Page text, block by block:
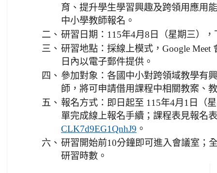
育、提升學生學習興趣及跨領用應用
中小學教師報名。
二、 研習日期：115年4月8日（星期三）
三、 研習地點：採線上模式，Google
日內以電子郵件提供。
四、 參加對象：各國中小對跨領域教學有
師，將可申請借用課程中相關教案、
五、 報名方式：即日起至 115年4月1日（
單完成線上報名手續；課程表見報名
CLK7d9EG1QnhJ9 。
六、 研習開始前10分鐘即可進入會議室；
研習時數。